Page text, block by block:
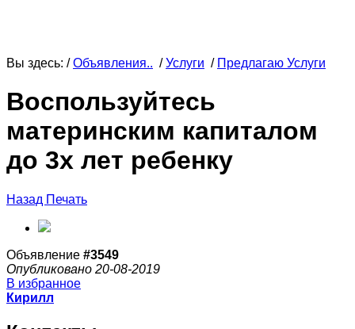
Вы здесь: /Объявления.. /Услуги / Предлагаю Услуги
Воспользуйтесь
материнским капиталом
до 3х лет ребенку
Назад Печать
Объявление #3549
Опубликовано 20-08-2019
В избранное
Кирилл